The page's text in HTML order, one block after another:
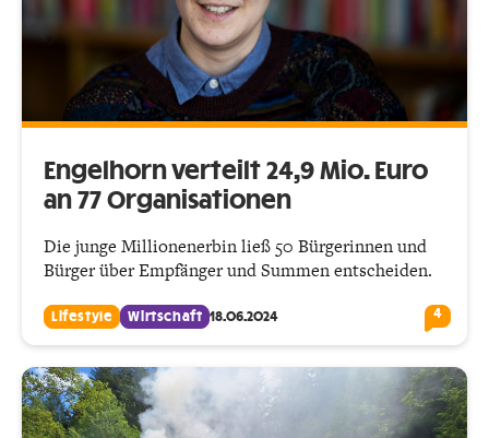
Engelhorn verteilt 24,9 Mio. Euro
an 77 Organisationen
Die junge Millionenerbin ließ 50 Bürgerinnen und
Bürger über Empfänger und Summen entscheiden.
Lifestyle Wirtschaft 18.06.2024 4